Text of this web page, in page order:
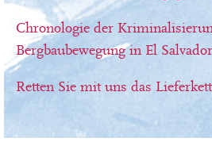
Chronologie der
Bergbaubewegung in El Salvador
Retten Sie mit uns das